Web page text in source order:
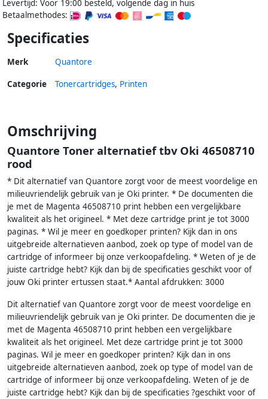
Levertijd: Voor 19:00 besteld, volgende dag in huis
Betaalmethodes:
Specificaties
Merk Quantore
Categorie Tonercartridges, Printen
Omschrijving
Quantore Toner alternatief tbv Oki 46508710
rood
* Dit alternatief van Quantore zorgt voor de meest voordelige en
milieuvriendelijk gebruik van je Oki printer. * De documenten die
je met de Magenta 46508710 print hebben een vergelijkbare
kwaliteit als het origineel. * Met deze cartridge print je tot 3000
paginas. * Wil je meer en goedkoper printen? Kijk dan in ons
uitgebreide alternatieven aanbod, zoek op type of model van de
cartridge of informeer bij onze verkoopafdeling. * Weten of je de
juiste cartridge hebt? Kijk dan bij de specificaties geschikt voor of
jouw Oki printer ertussen staat.* Aantal afdrukken: 3000
Dit alternatief van Quantore zorgt voor de meest voordelige en
milieuvriendelijk gebruik van je Oki printer. De documenten die je
met de Magenta 46508710 print hebben een vergelijkbare
kwaliteit als het origineel. Met deze cartridge print je tot 3000
paginas. Wil je meer en goedkoper printen? Kijk dan in ons
uitgebreide alternatieven aanbod, zoek op type of model van de
cartridge of informeer bij onze verkoopafdeling. Weten of je de
juiste cartridge hebt? Kijk dan bij de specificaties ?geschikt voor of